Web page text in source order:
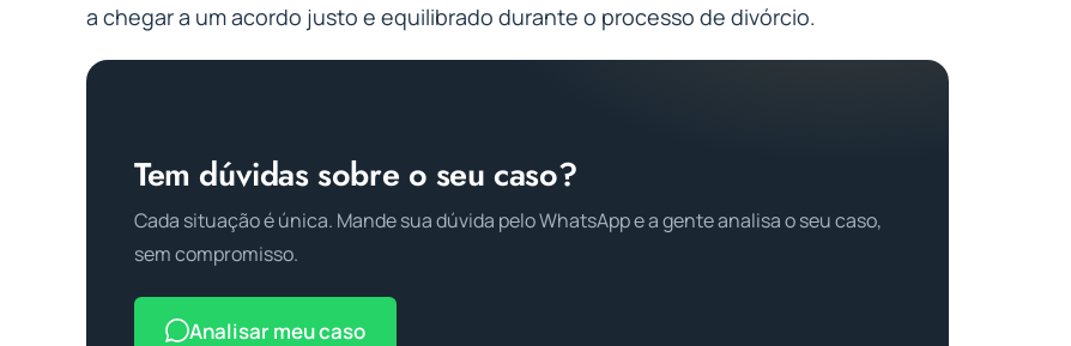
a chegar a um acordo justo e equilibrado durante o processo de divórcio.
Tem dúvidas sobre o seu caso?
Cada situação é única. Mande sua dúvida pelo WhatsApp e a gente analisa o seu caso,
sem compromisso.
Analisar meu caso